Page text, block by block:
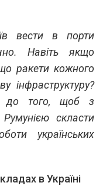
вести в порти
Навіть якщо
ракети кожного
інфраструктуру?
до того, щоб з
скласти
українських
в Україні